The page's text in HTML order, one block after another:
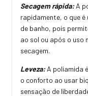
Secagem rápida: A
rapidamente, o que
de banho, pois
ao sol ou após o uso
secagem.
Leveza: A poliamida
o conforto ao usar
sensação de